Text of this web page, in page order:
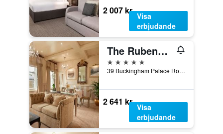
2 007 kr
Visa
erbjudande
The Rubens at the Palace
5 stjärnor
39 Buckingham Palace Road, London, Storbritannien
2 641 kr
Visa
erbjudande